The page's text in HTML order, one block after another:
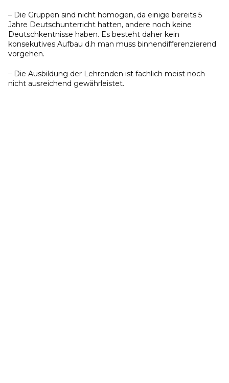
– Die Gruppen sind nicht homogen, da einige bereits 5
Jahre Deutschunterricht hatten, andere noch keine
Deutschkentnisse haben. Es besteht daher kein
konsekutives Aufbau d.h man muss binnendifferenzierend
vorgehen.
– Die Ausbildung der Lehrenden ist fachlich meist noch
nicht ausreichend gewährleistet.